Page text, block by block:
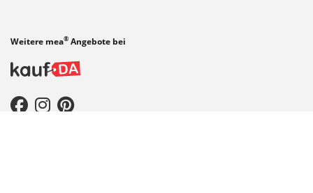
Weitere mea® Angebote bei